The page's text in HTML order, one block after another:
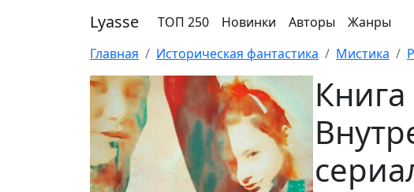
Lyasse ТОП 250 Новинки Авторы Жанры
Главная
Историческая фантастика Мистика
Книга